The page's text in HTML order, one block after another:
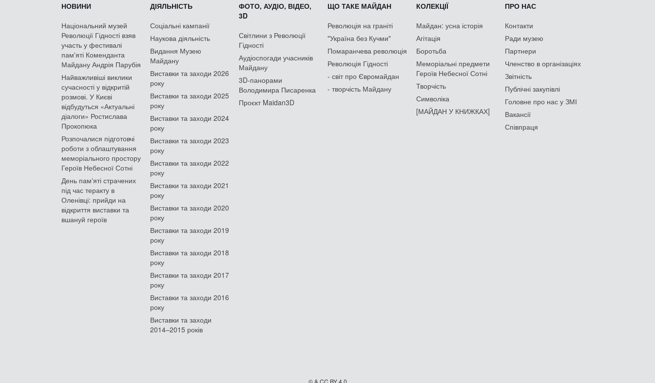
НОВИНИ
Національний музей
Революції Гідності взяв
участь у фестивалі
пам'яті Коменданта
Майдану Андрія Парубія
Найважливіші виклики
сучасності у відкритій
розмові. У Києві
відбудуться «Актуальні
діалоги» Ростислава
Прокопюка
Розпочалися підготовчі
роботи з облаштування
меморіального простору
Героїв Небесної Сотні
День памʼяті страчених
під час теракту в
Оленівці: прийди на
відкриття виставки та
вшануй героїв
ДІЯЛЬНІСТЬ
Соціальні кампанії
Наукова діяльність
Видання Музею
Майдану
Виставки та заходи 2026
року
Виставки та заходи 2025
року
Виставки та заходи 2024
року
Виставки та заходи 2023
року
Виставки та заходи 2022
року
Виставки та заходи 2021
року
Виставки та заходи 2020
року
Виставки та заходи 2019
року
Виставки та заходи 2018
року
Виставки та заходи 2017
року
Виставки та заходи 2016
року
Виставки та заходи
2014–2015 років
ФОТО, АУДІО, ВІДЕО,
3D
Світлини з Революції
Гідності
Аудіоспогади учасників
Майдану
3D-панорами
Володимира Писаренка
Проєкт Maidan3D
ЩО ТАКЕ МАЙДАН
Революція на граніті
"Україна без Кучми"
Помаранчева революція
Революція Гідності
- світ про Євромайдан
- творчість Майдану
КОЛЕКЦІЇ
Майдан: усна історія
Агітація
Боротьба
Меморіальні предмети
Героїв Небесної Сотні
Творчість
Символіка
[МАЙДАН У КНИЖКАХ]
ПРО НАС
Контакти
Ради музею
Партнери
Членство в організаціях
Звітність
Публічні закупівлі
Головне про нас у ЗМІ
Вакансії
Співпраця
© & CC BY 4.0